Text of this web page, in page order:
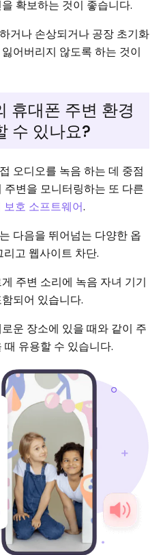
확보하는 것이 좋습니다.
거나 손상되거나 공장 초기화
어버리지 않도록 하는 것이
휴대폰 주변 환경
수 있나요?
오디오를 녹음 하는 데 중점
변을 모니터링하는 또 다른
보호 소프트웨어.
다음을 뛰어넘는 다양한 옵
리고 웹사이트 차단.
주변 소리에 녹음 자녀 기기
되어 있습니다.
운 장소에 있을 때와 같이 주
유용할 수 있습니다.